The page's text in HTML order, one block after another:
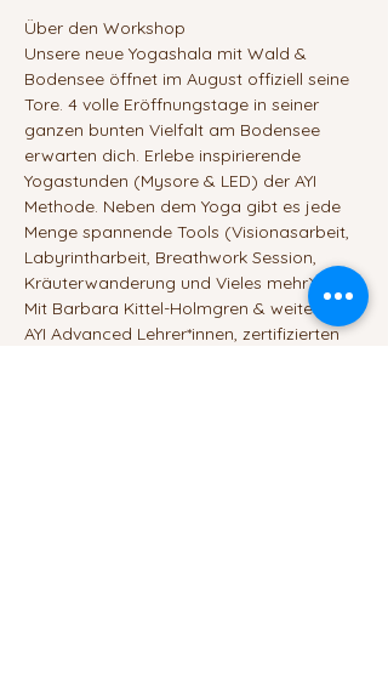
Über den Workshop
Unsere neue Yogashala mit Wald &
Bodensee öffnet im August offiziell seine
Tore. 4 volle Eröffnungstage in seiner
ganzen bunten Vielfalt am Bodensee
erwarten dich. Erlebe inspirierende
Yogastunden (Mysore & LED) der AYI
Methode. Neben dem Yoga gibt es jede
Menge spannende Tools (Visionasarbeit,
Labyrintharbeit, Breathwork Session,
Kräuterwanderung und Vieles mehr).
Mit Barbara Kittel-Holmgren & weiteren
AYI Advanced Lehrer*innen, zertifizierten